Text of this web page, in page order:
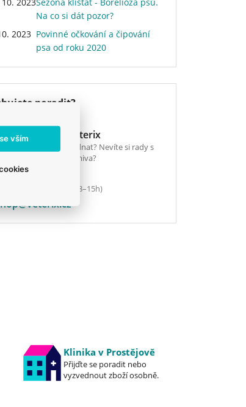
Na co si dát pozor?
2023 Povinné očkování a čipování
psa od roku 2020
poradit?
E-shop Veterix
Chcete objednat? Nevíte si rady s
výběrem krmiva?
(Po–Pá, 8–15h)
Klinika v Prostějově
Přijďte se poradit nebo
vyzvednout zboží osobně.
vším